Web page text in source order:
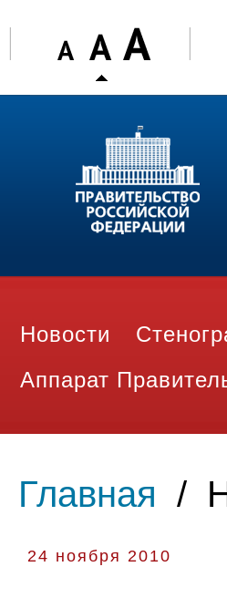
Новости
Аппарат
Главная /
24 ноября 2010